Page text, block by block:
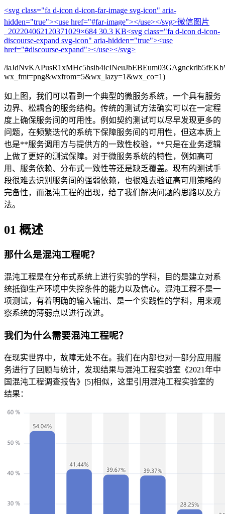
<svg class="fa d-icon d-icon-far-image svg-icon" aria-
hidden="true"><use href="#far-image"></use></svg>微信图片
_202204062120371029×684 30.3 KB<svg class="fa d-icon d-icon-
discourse-expand svg-icon" aria-hidden="true"><use
href="#discourse-expand"></use></svg>
/
wx_fmt=png&wxfrom=5&wx_lazy=1&wx_co=1)
如上图，我们可以看到一个典型的微服务系统，一个具有服务
边界、松耦合的服务结构。传统的测试方法确实可以在一定程
度上确保服务间的可用性。例如契约测试可以尽早发现更多的
问题，在频繁迭代的系统下保障服务间的可用性，但这本质上
也是**服务调用方与提供方的一致性校验，**只是在业务逻辑
上做了更好的测试保障。对于微服务系统的特性，例如高可
用、服务依赖、分布式一致性等还是缺乏覆盖。现有的测试手
段很难去识别服务间的强弱依赖，也很难去验证高可用策略的
完备性，而混沌工程的出现，给了我们解决问题的思路以及方
法。
01 概述
那什么是混沌工程呢？
混沌工程是在分布式系统上进行实验的学科，目的是建立对系
统抵御生产环境中失控条件的能力以及信心。混沌工程不是一
项测试，有着明确的输入输出、是一个实践性的学科，用来观
察系统的薄弱点以进行改进。
我们为什么需要混沌工程呢？
在现实世界中，故障无处不在。我们在内部也对一部分应用服
务进行了回顾与统计，发现结果与混沌工程实验室《2021年中
国混沌工程调查报告》[5]相似，这里引用混沌工程实验室的
结果：